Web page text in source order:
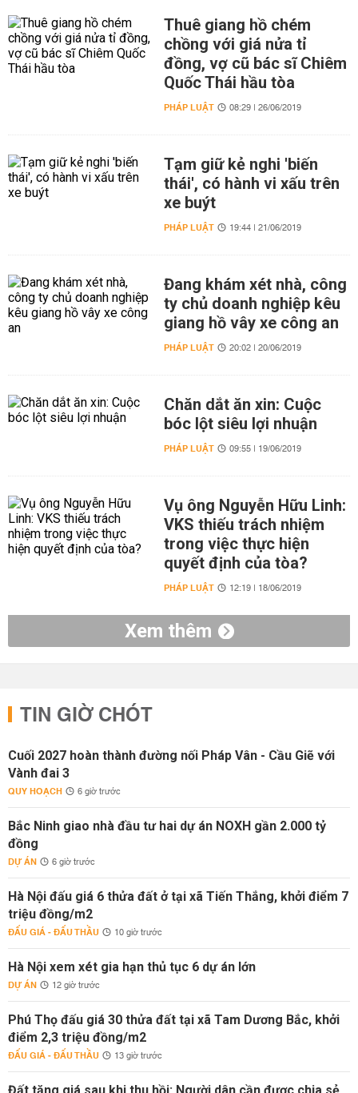
Thuê giang hồ chém
chồng với giá nửa tỉ
đồng, vợ cũ bác sĩ Chiêm
Quốc Thái hầu tòa
PHÁP LUẬT 08:29 | 26/06/2019
Tạm giữ kẻ nghi 'biến
thái', có hành vi xấu trên
xe buýt
PHÁP LUẬT 19:44 | 21/06/2019
Đang khám xét nhà, công
ty chủ doanh nghiệp kêu
giang hồ vây xe công an
PHÁP LUẬT 20:02 | 20/06/2019
Chăn dắt ăn xin: Cuộc
bóc lột siêu lợi nhuận
PHÁP LUẬT 09:55 | 19/06/2019
Vụ ông Nguyễn Hữu Linh:
VKS thiếu trách nhiệm
trong việc thực hiện
quyết định của tòa?
PHÁP LUẬT 12:19 | 18/06/2019
Xem thêm
TIN GIỜ CHÓT
Cuối 2027 hoàn thành đường nối Pháp Vân - Cầu Giẽ với
Vành đai 3
QUY HOẠCH 6 giờ trước
Bắc Ninh giao nhà đầu tư hai dự án NOXH gần 2.000 tỷ
đồng
DỰ ÁN 6 giờ trước
Hà Nội đấu giá 6 thửa đất ở tại xã Tiến Thắng, khởi điểm 7
triệu đồng/m2
ĐẤU GIÁ - ĐẤU THẦU 10 giờ trước
Hà Nội xem xét gia hạn thủ tục 6 dự án lớn
DỰ ÁN 12 giờ trước
Phú Thọ đấu giá 30 thửa đất tại xã Tam Dương Bắc, khởi
điểm 2,3 triệu đồng/m2
ĐẤU GIÁ - ĐẤU THẦU 13 giờ trước